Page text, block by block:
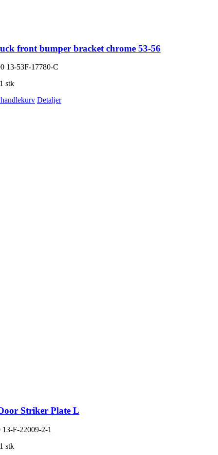
front bumper bracket chrome 53-56
13-53F-17780-C
stk
Detaljer
Striker Plate L
13-F-22009-2-1
stk